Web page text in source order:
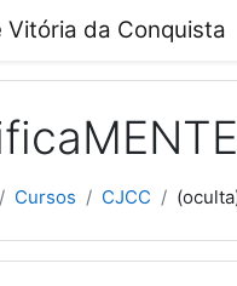
da Conquista
Cursos CJCC